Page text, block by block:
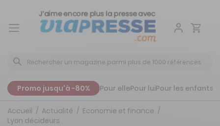
Aller
Promo jusqu'à -80% Pour ellePour luiPour les enfants
Accueil Actualité
Economie et finance
Lyon décideurs